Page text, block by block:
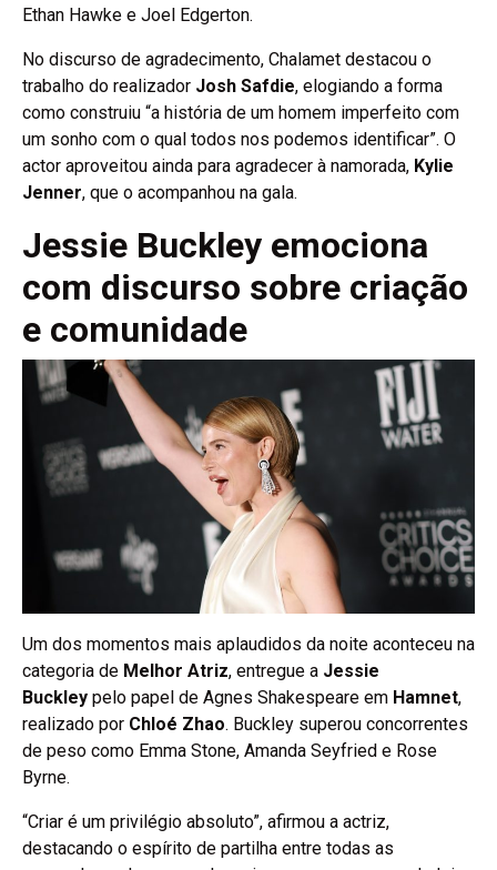
Ethan Hawke e Joel Edgerton.
No discurso de agradecimento, Chalamet destacou o
trabalho do realizador Josh Safdie, elogiando a forma
como construiu “a história de um homem imperfeito com
um sonho com o qual todos nos podemos identificar”. O
actor aproveitou ainda para agradecer à namorada, Kylie
Jenner, que o acompanhou na gala.
Jessie Buckley emociona
com discurso sobre criação
e comunidade
Um dos momentos mais aplaudidos da noite aconteceu na
categoria de Melhor Atriz, entregue a Jessie
Buckley pelo papel de Agnes Shakespeare em Hamnet,
realizado por Chloé Zhao. Buckley superou concorrentes
de peso como Emma Stone, Amanda Seyfried e Rose
Byrne.
“Criar é um privilégio absoluto”, afirmou a actriz,
destacando o espírito de partilha entre todas as